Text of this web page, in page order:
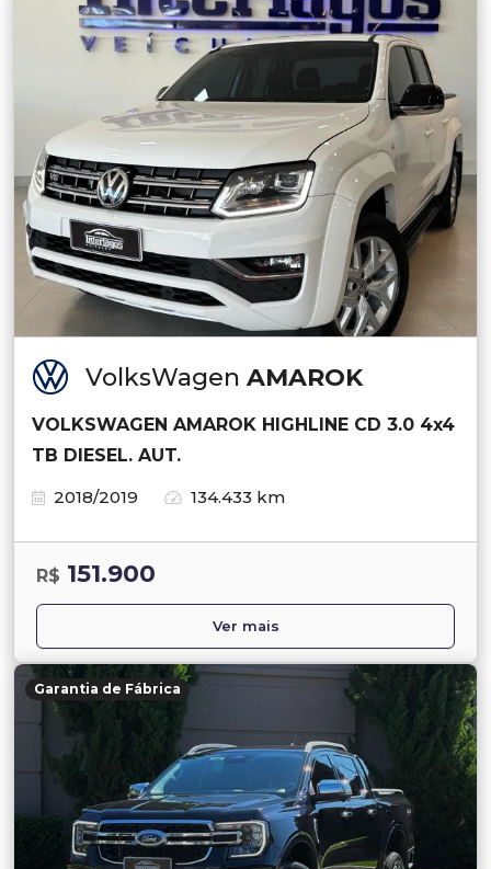
VolksWagen AMAROK
VOLKSWAGEN AMAROK HIGHLINE CD 3.0 4x4
TB DIESEL. AUT.
2018/2019
134.433 km
R$ 151.900
Ver mais
Garantia de Fábrica